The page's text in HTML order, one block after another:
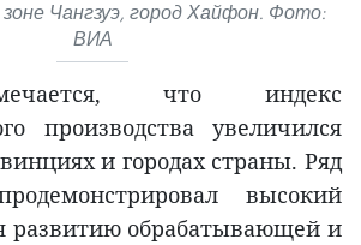
Чангзуэ, город Хайфон. Фото:
ВИА
что индекс
производства увеличился
и городах страны. Ряд
высокий
развитию обрабатывающей и